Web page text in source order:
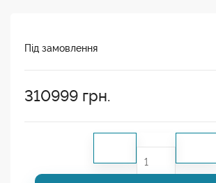
Під замовлення
310999 грн.